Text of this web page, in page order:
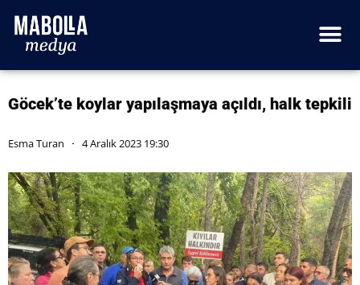
Göcek’te koylar yapılaşmaya açıldı, halk tepkili
Esma Turan 4 Aralık 2023 19:30